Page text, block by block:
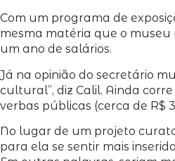
Com um programa de
mesma matéria que o
um ano de salários.
Já na opinião do secretário
cultural”, diz Calil. Ainda
verbas públicas (cerca de R$
No lugar de um projeto
para ela se sentir mais